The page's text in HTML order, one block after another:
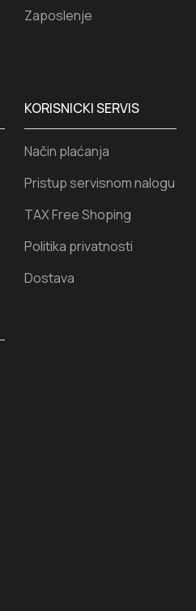
KORISNICKI SERVIS
Način plaćanja
Pristup servisnom nalogu
TAX Free Shoping
Politika privatnosti
Dostava
Zaposlenje